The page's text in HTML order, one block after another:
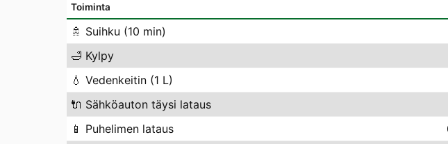
Toiminta
🚿 Suihku (10 min)
🛁 Kylpy
💧 Vedenkeitin (1 L)
🔌 Sähköauton täysi lataus
📱 Puhelimen lataus